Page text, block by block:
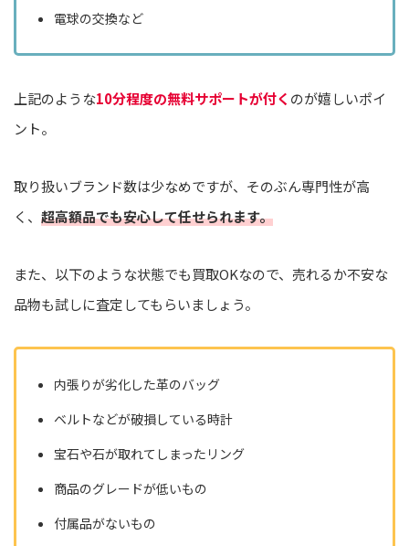
電球の交換など
上記のような10分程度の無料サポートが付く のが嬉しいポイ
ント。
取り扱いブランド数は少なめですが、そのぶん専門性が高
く、 超高額品でも安心して任せられます。
また、以下のような状態でも買取OKなので、売れるか不安な
品物も試しに査定してもらいましょう。
内張りが劣化した革のバッグ
ベルトなどが破損している時計
宝石や石が取れてしまったリング
商品のグレードが低いもの
付属品がないもの